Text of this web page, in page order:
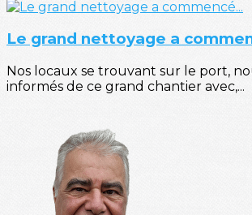
Le grand nettoyage a
Nos locaux se trouvant sur le port,
informés de ce grand chantier avec,...